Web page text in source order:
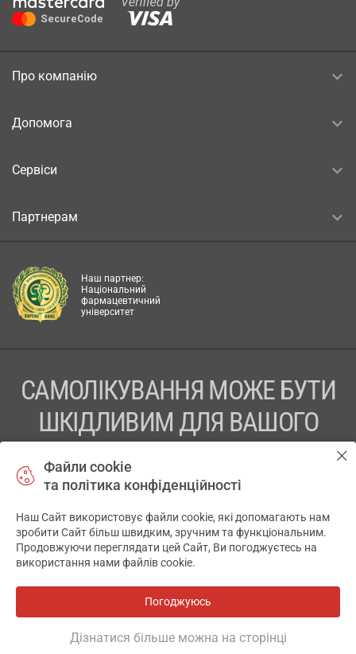
Про компанію
Допомога
Сервіси
Партнерам
Наш партнер:
Національний
фармацевтичний
університет
САМОЛІКУВАННЯ МОЖЕ БУТИ
ШКІДЛИВИМ ДЛЯ ВАШОГО
ПЕРЕД ЗАСТОСУВАННЯМ ПРЕПАРАТУ ПРОКОНСУЛЬТУЙТЕСЬ
ТОВ «АПТЕКА 911.ЮА» Код ЄДРПОУ 43631965.
Відмова від відповідальності
© 2014-2026. Медична інформаційна система АПТЕКА911.ЮА
Файли cookie
та політика конфіденційності
Наш Сайт використовує файли cookie, які допомагають нам
зробити Сайт більш швидким, зручним та функціональним.
Продовжуючи переглядати цей Сайт, Ви погоджуєтесь на
використання нами файлів cookie.
Погоджуюсь
Дізнатися більше можна на сторінці
✕